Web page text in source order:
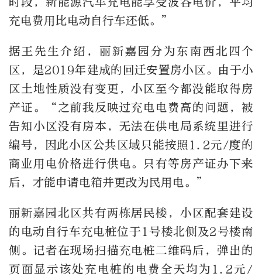
充电费用比电动自行车还低。”
据王先生介绍，丽新嘉园分为东南西北四个
区，是2019年建成的回迁安置房小区。由于小
区土地性质没有变更，小区至今都没能取得房
产证。“之前我反映过充电电费高的问题，被
告知小区没有房本，无法在供电局系统里进行
编号，因此小区公共区域只能按照1.2元/度的
商业用电价格进行供电。只有等房产证办下来
后，才能申请电箱并更改为民用电。”
丽新嘉园北区共有两栋居民楼，小区配套建设
的电动自行车充电桩位于1号楼北侧及2号楼南
侧。记者在现场扫描充电桩二维码后，弹出的
页面显示该处充电桩的电费全天均为1.2元/